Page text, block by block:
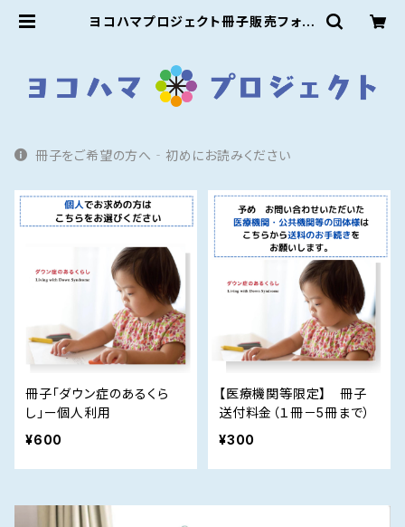
ヨコハマプロジェクト冊子販売フォー
冊子をご希望の方へ‐初めにお読みください
冊子「ダウン症のあるくら
し」ー個人利用
¥600
【医療機関等限定】 冊子
送付料金（１冊－5冊まで）
¥300